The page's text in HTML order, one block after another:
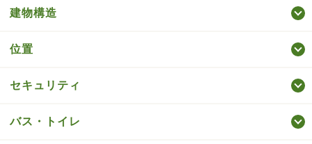
建物構造
位置
セキュリティ
バス・トイレ